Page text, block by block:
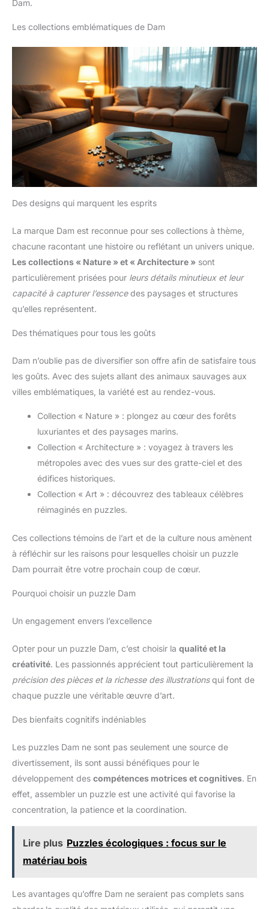
Dam.
Les collections emblématiques de Dam
Des designs qui marquent les esprits
La marque Dam est reconnue pour ses collections à thème,
chacune racontant une histoire ou reflétant un univers unique.
Les collections « Nature » et « Architecture » sont
particulièrement prisées pour leurs détails minutieux et leur
capacité à capturer l’essencedes paysages et structures
qu’elles représentent.
Des thématiques pour tous les goûts
Dam n’oublie pas de diversifier son offre afin de satisfaire tous
les goûts. Avec des sujets allant des animaux sauvages aux
villes emblématiques, la variété est au rendez-vous.
Collection « Nature » : plongez au cœur des forêts
luxuriantes et des paysages marins.
Collection « Architecture » : voyagez à travers les
métropoles avec des vues sur des gratte-ciel et des
édifices historiques.
Collection « Art » : découvrez des tableaux célèbres
réimaginés en puzzles.
Ces collections témoins de l’art et de la culture nous amènent
à réfléchir sur les raisons pour lesquelles choisir un puzzle
Dam pourrait être votre prochain coup de cœur.
Pourquoi choisir un puzzle Dam
Un engagement envers l’excellence
Opter pour un puzzle Dam, c’est choisir la qualité et la
créativité. Les passionnés apprécient tout particulièrement la
précision des pièces et la richesse des illustrationsqui font de
chaque puzzle une véritable œuvre d’art.
Des bienfaits cognitifs indéniables
Les puzzles Dam ne sont pas seulement une source de
divertissement, ils sont aussi bénéfiques pour le
développement des compétences motrices et cognitives. En
effet, assembler un puzzle est une activité qui favorise la
concentration, la patience et la coordination.
Lire plus Puzzles écologiques : focus sur le
matériau bois
Les avantages qu’offre Dam ne seraient pas complets sans